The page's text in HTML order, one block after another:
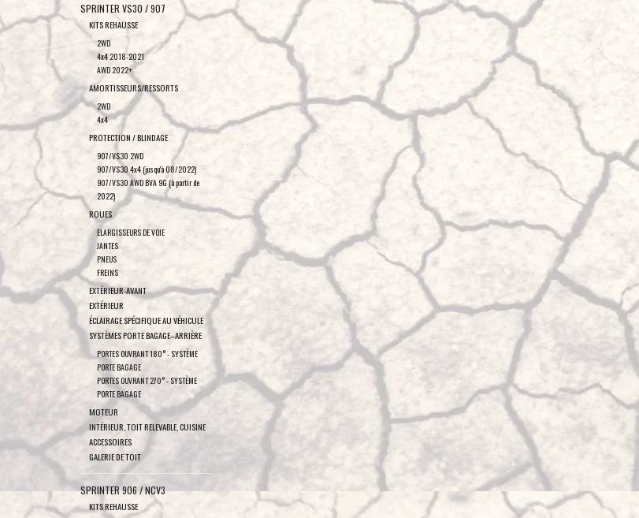
SPRINTER VS30 / 907
KITS REHAUSSE
2WD
4x4 2018-2021
AWD 2022+
AMORTISSEURS/RESSORTS
2WD
4x4
PROTECTION / BLINDAGE
907/VS30 2WD
907/VS30 4x4 (jusqu'à 08/2022)
907/VS30 AWD BVA 9G (à partir de
2022)
ROUES
ELARGISSEURS DE VOIE
JANTES
PNEUS
FREINS
EXTÉRIEUR-AVANT
EXTÉRIEUR
ÉCLAIRAGE SPÉCIFIQUE AU VÉHICULE
SYSTÈMES PORTE BAGAGE–ARRIÈRE
PORTES OUVRANT 180° - SYSTÈME
PORTE BAGAGE
PORTES OUVRANT 270° - SYSTÈME
PORTE BAGAGE
MOTEUR
INTÉRIEUR, TOIT RELEVABLE, CUISINE
ACCESSOIRES
GALERIE DE TOIT
SPRINTER 906 / NCV3
KITS REHAUSSE